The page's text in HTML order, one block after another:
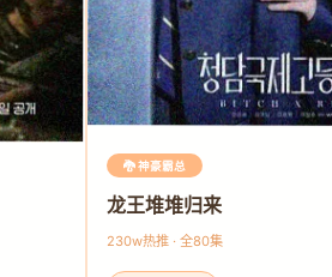
🐉 神豪霸总
龙王堆堆归来
230w热推 · 全80集